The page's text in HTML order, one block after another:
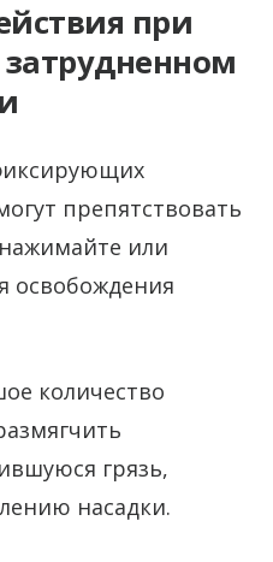
при
препятствовать
или
освобождения
количество
грязь,
насадки.